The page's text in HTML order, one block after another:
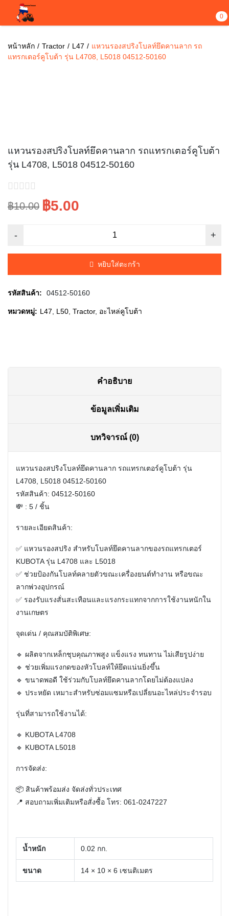
0
หน้าหลัก Tractor L47
แหวนรองสปริงโบลท์ยึดคานลาก รถ
แทรกเตอร์คูโบต้า รุ่น L4708, L5018 04512-50160
แหวนรองสปริงโบลท์ยึดคานลาก รถแทรกเตอร์คูโบต้า
รุ่น L4708, L5018 04512-50160
฿10.00
Original
price
was:
฿10.00.
฿5.00
Current
price
is:
฿5.00.
หยิบใส่ตะกร้า
รหัสสินค้า: 04512-50160
หมวดหมู่: L47 L50 Tractor, อะไหล่คูโบต้า
คำอธิบาย
ข้อมูลเพิ่มเติม
บทวิจารณ์ (0)
แหวนรองสปริงโบลท์ยึดคานลาก รถแทรกเตอร์คูโบต้า รุ่น
L4708, L5018 04512-50160
รหัสสินค้า: 04512-50160
💸 : 5 / ชิ้น
รายละเอียดสินค้า:
✅ แหวนรองสปริง สำหรับโบลท์ยึดคานลากของรถแทรกเตอร์
KUBOTA รุ่น L4708 และ L5018
✅ ช่วยป้องกันโบลท์คลายตัวขณะเครื่องยนต์ทำงาน หรือขณะ
ลากพ่วงอุปกรณ์
✅ รองรับแรงสั่นสะเทือนและแรงกระแทกจากการใช้งานหนักใน
งานเกษตร
จุดเด่น / คุณสมบัติพิเศษ:
🔹 ผลิตจากเหล็กชุบคุณภาพสูง แข็งแรง ทนทาน ไม่เสียรูปง่าย
🔹 ช่วยเพิ่มแรงกดของหัวโบลท์ให้ยึดแน่นยิ่งขึ้น
🔹 ขนาดพอดี ใช้ร่วมกับโบลท์ยึดคานลากโดยไม่ต้องแปลง
🔹 ประหยัด เหมาะสำหรับซ่อมแซมหรือเปลี่ยนอะไหล่ประจำรอบ
รุ่นที่สามารถใช้งานได้:
🔹 KUBOTA L4708
🔹 KUBOTA L5018
การจัดส่ง:
📦 สินค้าพร้อมส่ง จัดส่งทั่วประเทศ
📍 สอบถามเพิ่มเติมหรือสั่งซื้อ โทร: 061-0247227
น้ำหนัก 0.02 กก.
ขนาด 14 × 10 × 6 เซนติเมตร